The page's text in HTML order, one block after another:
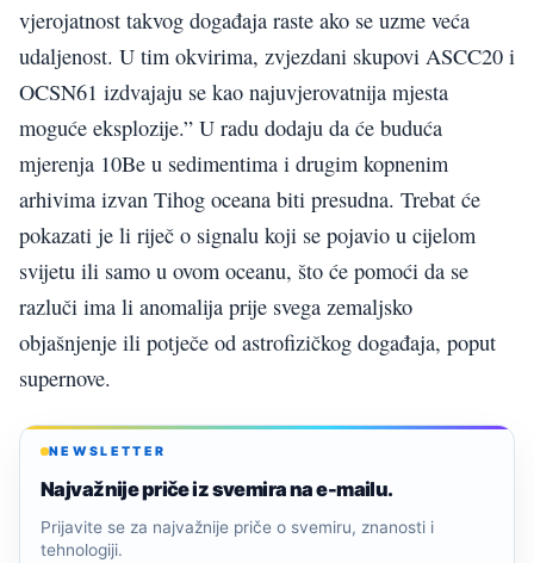
vjerojatnost takvog događaja raste ako se uzme veća
udaljenost. U tim okvirima, zvjezdani skupovi ASCC20 i
OCSN61 izdvajaju se kao najuvjerovatnija mjesta
moguće eksplozije.” U radu dodaju da će buduća
mjerenja 10Be u sedimentima i drugim kopnenim
arhivima izvan Tihog oceana biti presudna. Trebat će
pokazati je li riječ o signalu koji se pojavio u cijelom
svijetu ili samo u ovom oceanu, što će pomoći da se
razluči ima li anomalija prije svega zemaljsko
objašnjenje ili potječe od astrofizičkog događaja, poput
supernove.
NEWSLETTER
Najvažnije priče iz svemira na e-mailu.
Prijavite se za najvažnije priče o svemiru, znanosti i
tehnologiji.